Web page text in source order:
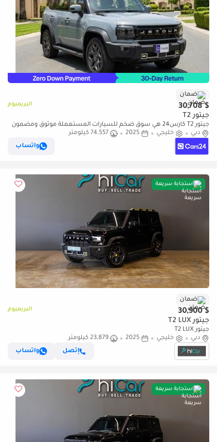
ضمان
$ 30,708 البريميوم
جيتور T2
جيتور T2 كارس24 هي سوق ضخم للسيارات المستعملة موثوق ومضمون
٪كارس24 هي سوق ضخم للسيارات المستعملة موثوق ومضمون
دبي خليجي 2025
74,557 كيلومتر
واتساب
استجابة سريعة
ضمان
$ 30,900 البريميوم
جيتور T2 LUX
جيتور T2 LUX
دبي
خليجي 2025
23,879 كيلومتر
إتصل
واتساب
استجابة سريعة